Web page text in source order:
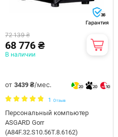
36
Гарантия
72 139 ₴
68 776 ₴
В наличии
от 3439 ₴/мес. 20 20 10
1 Отзыв
Персональный компьютер
ASGARD Gorr
(A84F.32.S10.56T.8.6162)